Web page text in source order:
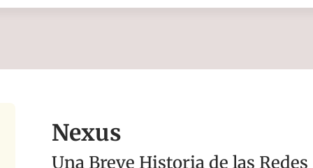
Nexus
Una Breve Historia de las Redes